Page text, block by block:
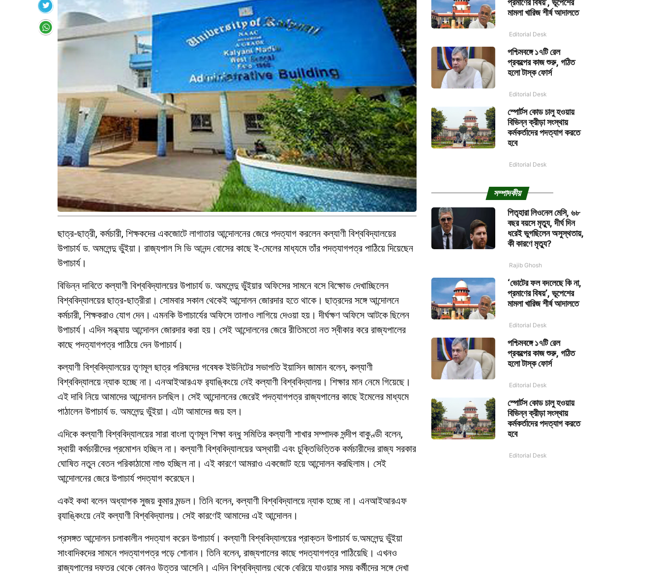
ছাত্র-ছাত্রী, কর্মচারী, শিক্ষকদের একজোটে লাগাতার আন্দোলনের জেরে পদত্যাগ করলেন কল্যাণী বিশ্ববিদ্যালয়ের
উপাচার্য ড. অমলেন্দু ভুঁইয়া। রাজ্যপাল সি ভি আনন্দ বোসের কাছে ই-মেলের মাধ্যমে তাঁর পদত্যাগপত্র পাঠিয়ে দিয়েছেন
উপাচার্য।
বিভিন্ন দাবিতে কল্যাণী বিশ্ববিদ্যালয়ের উপাচার্য ড. অমলেন্দু ভুঁইয়ার অফিসের সামনে বসে বিক্ষোভ দেখাচ্ছিলেন
বিশ্ববিদ্যালয়ের ছাত্র-ছাত্রীরা। সোমবার সকাল থেকেই আন্দোলন জোরদার হতে থাকে। ছাত্রদের সঙ্গে আন্দোলনে
কর্মচারী, শিক্ষকরাও যোগ দেন। এমনকি উপাচার্যের অফিসে তালাও লাগিয়ে দেওয়া হয়। দীর্ঘক্ষণ অফিসে আটকে ছিলেন
উপাচার্য। এদিন সন্ধ্যায় আন্দোলন জোরদার করা হয়। সেই আন্দোলনের জেরে রীতিমতো নত স্বীকার করে রাজ্যপালের
কাছে পদত্যাগপত্র পাঠিয়ে দেন উপাচার্য।
কল্যাণী বিশ্ববিদ্যালয়ের তৃণমূল ছাত্র পরিষদের গবেষক ইউনিটের সভাপতি ইয়াসিন জামান বলেন, কল্যাণী
বিশ্ববিদ্যালয়ে ন্যাক হচ্ছে না। এনআইআরএফ র‍্যাঙ্কিংয়ে নেই কল্যাণী বিশ্ববিদ্যালয়। শিক্ষার মান নেমে গিয়েছে।
এই দাবি নিয়ে আমাদের আন্দোলন চলছিল। সেই আন্দোলনের জেরেই পদত্যাগপত্র রাজ্যপালের কাছে ইমেলের মাধ্যমে
পাঠালেন উপাচার্য ড. অমলেন্দু ভুঁইয়া। এটা আমাদের জয় হল।
এদিকে কল্যাণী বিশ্ববিদ্যালয়ের সারা বাংলা তৃণমূল শিক্ষা বন্ধু সমিতির কল্যাণী শাখার সম্পাদক সন্দীপ বাকুণ্ডী বলেন,
স্থায়ী কর্মচারীদের প্রমোশন হচ্ছিল না। কল্যাণী বিশ্ববিদ্যালয়ের অস্থায়ী এবং চুক্তিভিত্তিক কর্মচারীদের রাজ্য সরকার
ঘোষিত নতুন বেতন পরিকাঠামো লাগু হচ্ছিল না। এই কারণে আমরাও একজোট হয়ে আন্দোলন করছিলাম। সেই
আন্দোলনের জেরে উপাচার্য পদত্যাগ করেছেন।
একই কথা বলেন অধ্যাপক সুজয় কুমার মন্ডল। তিনি বলেন, কল্যাণী বিশ্ববিদ্যালয়ে ন্যাক হচ্ছে না। এনআইআরএফ
র‍্যাঙ্কিংয়ে নেই কল্যাণী বিশ্ববিদ্যালয়। সেই কারণেই আমাদের এই আন্দোলন।
প্রসঙ্গত আন্দোলন চলাকালীন পদত্যাগ করেন উপাচার্য। কল্যাণী বিশ্ববিদ্যালয়ের প্রাক্তন উপাচার্য ড.অমলেন্দু ভুঁইয়া
সাংবাদিকদের সামনে পদত্যাগপত্র পড়ে শোনান। তিনি বলেন, রাজ্যপালের কাছে পদত্যাগপত্র পাঠিয়েছি। এখনও
রাজ্যপালের দফতর থেকে কোনও উত্তর আসেনি। এদিন বিশ্ববিদ্যালয় থেকে বেরিয়ে যাওয়ার সময় কর্মীদের সঙ্গে দেখা
প্রমাণের বিষয়’, ভূপেশের
মামলা খারিজ শীর্ষ আদালতে
Editorial Desk
পশ্চিমবঙ্গে ১৭টি রেল
প্রকল্পের কাজ শুরু, গঠিত
হলো টাস্ক ফোর্স
Editorial Desk
স্পোর্টস কোড চালু হওয়ায়
বিভিন্ন ক্রীড়া সংস্থায়
কর্মকর্তাদের পদত্যাগ করতে
হবে
Editorial Desk
সম্পাদকীয়
পিতৃহারা লিওনেল মেসি, ৬৮
বছর বয়সে মৃত্যু, দীর্ঘ দিন
ধরেই ভুগছিলেন অসুস্থতায়,
কী কারণে মৃত্যু?
Rajib Ghosh
‘ভোটের ফল বদলেছে কি না,
প্রমাণের বিষয়’, ভূপেশের
মামলা খারিজ শীর্ষ আদালতে
Editorial Desk
পশ্চিমবঙ্গে ১৭টি রেল
প্রকল্পের কাজ শুরু, গঠিত
হলো টাস্ক ফোর্স
Editorial Desk
স্পোর্টস কোড চালু হওয়ায়
বিভিন্ন ক্রীড়া সংস্থায়
কর্মকর্তাদের পদত্যাগ করতে
হবে
Editorial Desk